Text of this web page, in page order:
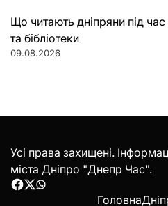
Що читають дніпряни під
та бібліотеки
09.08.2026
Усі права захищені.
міста Дніпро "Днепр Час".
Facebook
Twitter
WhatsApp
Головна